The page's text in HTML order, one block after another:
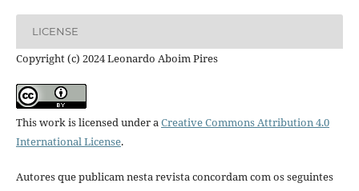
LICENSE
Copyright (c) 2024 Leonardo Aboim Pires
This work is licensed under aCreative Commons Attribution 4.0
International License.
Autores que publicam nesta revista concordam com os seguintes